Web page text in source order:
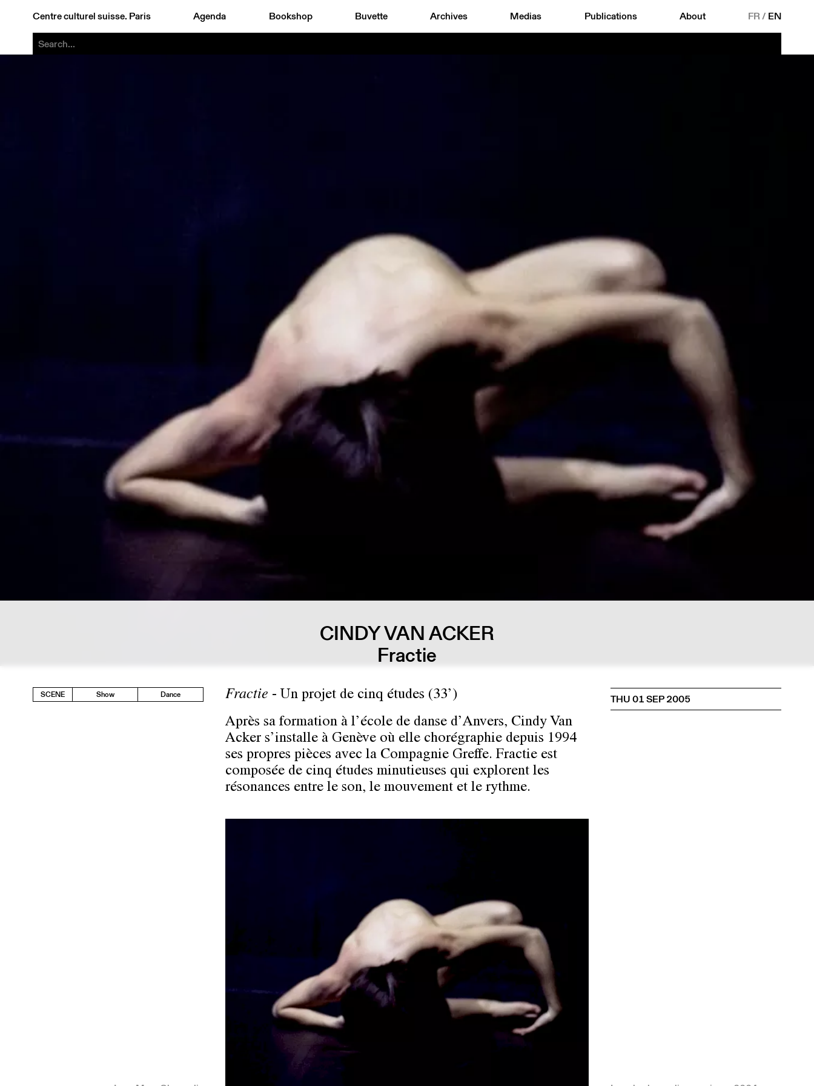
Centre culturel suisse. Paris Agenda Bookshop Buvette Archives Medias Publications About FR/ EN
CINDY VAN ACKER
Fractie
SCENE Show Dance Fractie - Un projet de cinq études (33’)
Après sa formation à l’école de danse d’Anvers, Cindy Van
Acker s’installe à Genève où elle chorégraphie depuis 1994
ses propres pièces avec la Compagnie Greffe. Fractie est
composée de cinq études minutieuses qui explorent les
résonances entre le son, le mouvement et le rythme.
THU 01 SEP 2005